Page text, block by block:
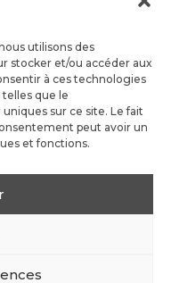
utilisons des
stocker et/ou accéder aux
à ces technologies
que le
sur ce site. Le fait
peut avoir un
et fonctions.